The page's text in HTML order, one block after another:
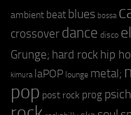
ambient beat blues bossa
crossover dance disco
Grunge; hard rock hip
kimura laPOP lounge metal;
pop post rock prog